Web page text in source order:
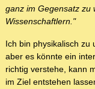
ganz im Gegensatz zu
Wissenschaftlern."
Ich bin physikalisch zu
aber es könnte ein
richtig verstehe, kann
im Ziel entstehen